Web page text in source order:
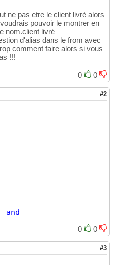
ne pas etre le client livré alors
pouvoir le montrer en
nom.client livré
d'alias dans le from avec
comment faire alors si vous
!!!
0
0
#2
and
0 0
#3